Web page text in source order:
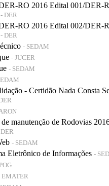
RO 2016 Edital 001/DER-
- DER
RO 2016 Edital 002/DER-
- DER
- SEDAM
- JUCER
- SEDAM
- Certidão Nada Consta
manutenção de Rodovias
- SEDAM
Eletrônico de Informações -
EMATER